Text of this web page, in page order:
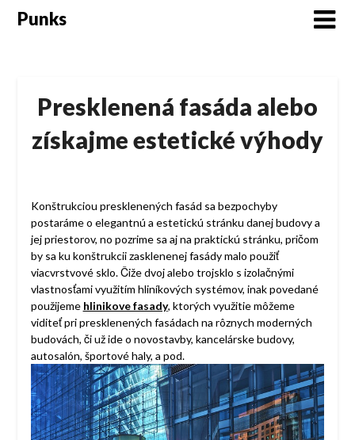
SkipPunks
Presklenená fasáda alebo
získajme estetické výhody
Konštrukciou presklenených fasád sa bezpochyby
postaráme o elegantnú a estetickú stránku danej budovy a
jej priestorov, no pozrime sa aj na praktickú stránku, pričom
by sa ku konštrukcii zasklenenej fasády malo použiť
viacvrstvové sklo. Čiže dvoj alebo trojsklo s izolačnými
vlastnosťami využitím hliníkových systémov, inak povedané
použijeme hlinikove fasady, ktorých využitie môžeme
viditeť pri presklenených fasádach na rôznych moderných
budovách, či už ide o novostavby, kancelárske budovy,
autosalón, športové haly, a pod.